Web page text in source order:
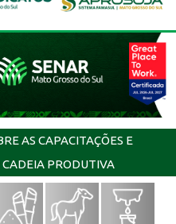
AS CAPACITAÇÕES E
PRODUTIVA